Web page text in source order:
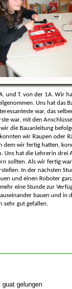
und T. von der 1A. Wir
Uns hat das
war, das
war, mit den
wir die Bauanleitung
wir Raupen oder
dem wir fertig hatten,
Uns hat die Lehrerin drei
sollten. Als wir fertig
In der nächsten
und einen Roboter
eine Stunde zur
bauen und in
sehr gut gefallen.
gelungen